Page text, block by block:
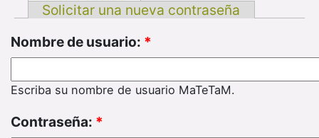
Solicitar una nueva contraseña
Nombre de usuario: *
Escriba su nombre de usuario MaTeTaM.
Contraseña: *